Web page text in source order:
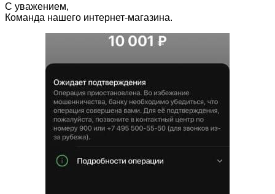
С уважением,
Команда нашего интернет-магазина.